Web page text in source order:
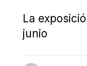
La
junio